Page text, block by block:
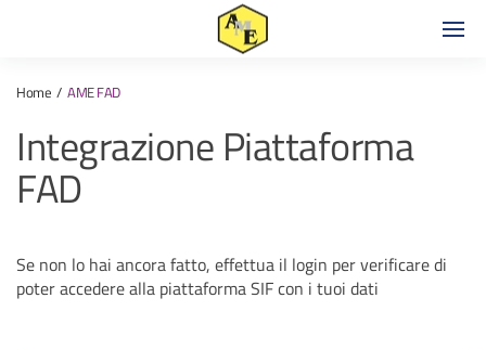
Home AME FAD
Integrazione Piattaforma
FAD
Se non lo hai ancora fatto, effettua il login per verificare di
poter accedere alla piattaforma SIF con i tuoi dati